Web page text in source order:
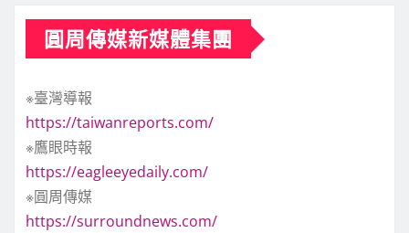
圓周傳媒新媒體集團
※臺灣導報
https://taiwanreports.com/
※鷹眼時報
https://eagleeyedaily.com/
※圓周傳媒
https://surroundnews.com/